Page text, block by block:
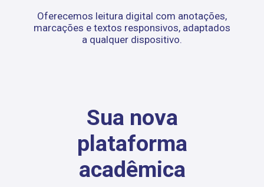
Oferecemos leitura digital com anotações,
marcações e textos responsivos, adaptados
a qualquer dispositivo.
Sua nova
plataforma
acadêmica